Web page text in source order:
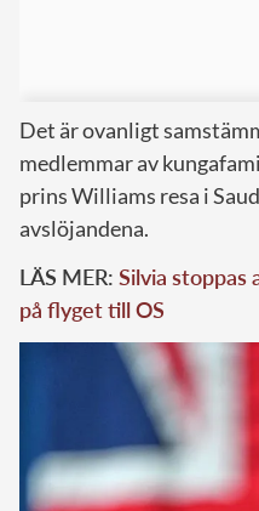
Det är ovanligt
medlemmar av
prins Williams resa i
avslöjandena.
LÄS MER: Silvia stoppas
på flyget till OS